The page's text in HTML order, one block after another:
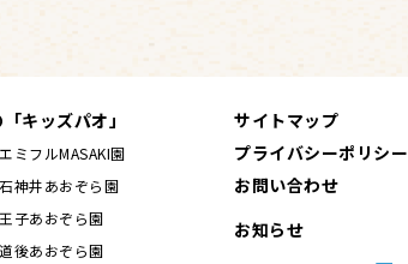
キッズパオ」
ミフルMASAKI園
神井あおぞら園
子あおぞら園
後あおぞら園
サイトマップ
プライバシーポリシー
お問い合わせ
お知らせ